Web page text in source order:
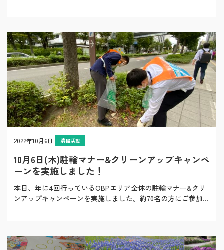
2022年10月6日 清掃活動
10月6日(木)駐輪マナー&クリーンアップキャンペ
ーンを実施しました！
本日、年に4回行っているOBPエリア全体の駐輪マナー&クリ
ンアップキャンペーンを実施しました。約70名の方にご参加頂